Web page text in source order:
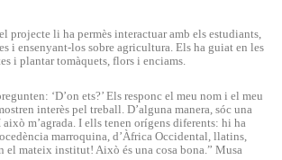
projecte li ha permès interactuar amb els estudiants,
i ensenyant-los sobre agricultura. Els ha guiat en les
i plantar tomàquets, flors i enciams.
‘D’on ets?’ Els responc el meu nom i el meu
interès pel treball. D’alguna manera, sóc una
això m’agrada. I ells tenen orígens diferents: hi ha
marroquina, d’Àfrica Occidental, llatins,
el mateix institut! Això és una cosa bona.” Musa